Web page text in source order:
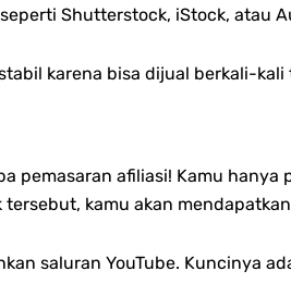
Shutterstock, iStock, atau
karena bisa dijual berkali-kali
pemasaran afiliasi! Kamu
kamu akan
saluran YouTube. Kuncinya